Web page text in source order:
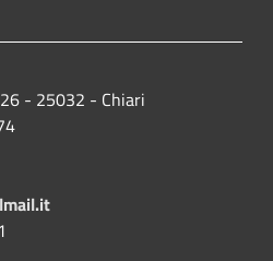
- 25032 - Chiari